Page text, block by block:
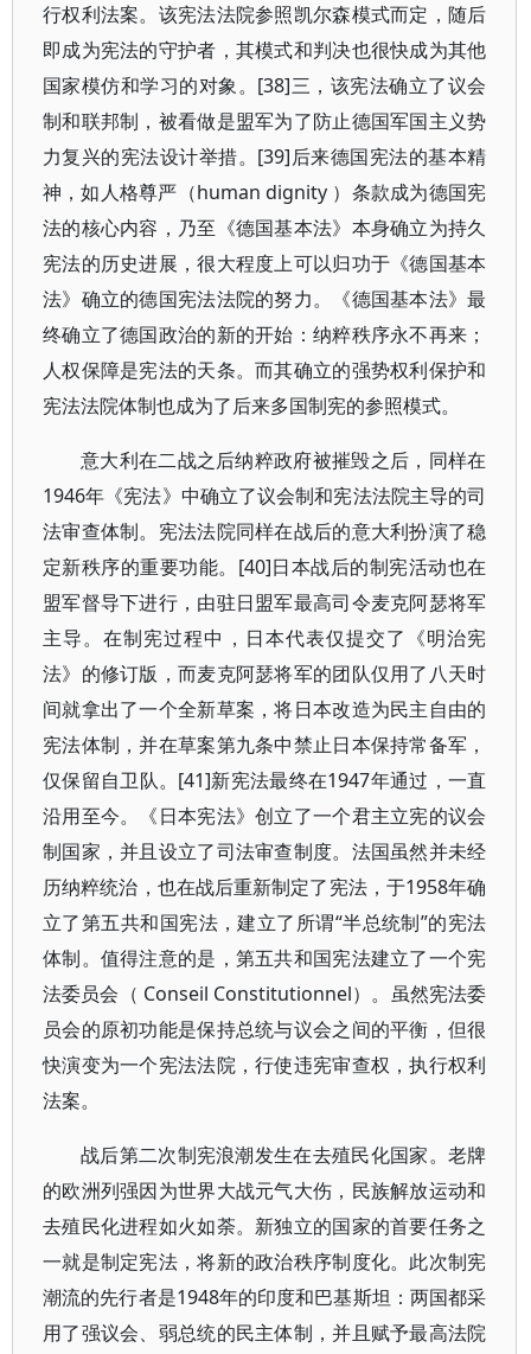
行权利法案。该宪法法院参照凯尔森模式而定，随后
即成为宪法的守护者，其模式和判决也很快成为其他
国家模仿和学习的对象。[38]三，该宪法确立了议会
制和联邦制，被看做是盟军为了防止德国军国主义势
力复兴的宪法设计举措。[39]后来德国宪法的基本精
神，如人格尊严（human dignity ）条款成为德国宪
法的核心内容，乃至《德国基本法》本身确立为持久
宪法的历史进展，很大程度上可以归功于《德国基本
法》确立的德国宪法法院的努力。《德国基本法》最
终确立了德国政治的新的开始：纳粹秩序永不再来；
人权保障是宪法的天条。而其确立的强势权利保护和
宪法法院体制也成为了后来多国制宪的参照模式。
意大利在二战之后纳粹政府被摧毁之后，同样在
1946年《宪法》中确立了议会制和宪法法院主导的司
法审查体制。宪法法院同样在战后的意大利扮演了稳
定新秩序的重要功能。[40]日本战后的制宪活动也在
盟军督导下进行，由驻日盟军最高司令麦克阿瑟将军
主导。在制宪过程中，日本代表仅提交了《明治宪
法》的修订版，而麦克阿瑟将军的团队仅用了八天时
间就拿出了一个全新草案，将日本改造为民主自由的
宪法体制，并在草案第九条中禁止日本保持常备军，
仅保留自卫队。[41]新宪法最终在1947年通过，一直
沿用至今。《日本宪法》创立了一个君主立宪的议会
制国家，并且设立了司法审查制度。法国虽然并未经
历纳粹统治，也在战后重新制定了宪法，于1958年确
立了第五共和国宪法，建立了所谓“半总统制”的宪法
体制。值得注意的是，第五共和国宪法建立了一个宪
法委员会（ Conseil Constitutionnel）。虽然宪法委
员会的原初功能是保持总统与议会之间的平衡，但很
快演变为一个宪法法院，行使违宪审查权，执行权利
法案。
战后第二次制宪浪潮发生在去殖民化国家。老牌
的欧洲列强因为世界大战元气大伤，民族解放运动和
去殖民化进程如火如荼。新独立的国家的首要任务之
一就是制定宪法，将新的政治秩序制度化。此次制宪
潮流的先行者是1948年的印度和巴基斯坦：两国都采
用了强议会、弱总统的民主体制，并且赋予最高法院